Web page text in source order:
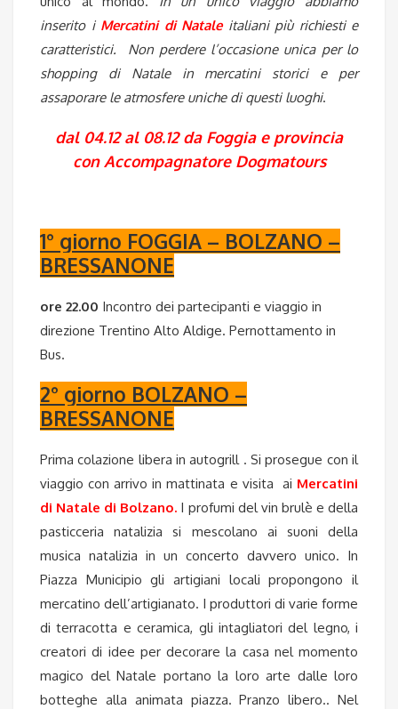
inserito i Mercatini di Nataleitaliani più richiesti e
caratteristici. Non perdere l’occasione unica per lo
shopping di Natale in mercatini storici e per
assaporare le atmosfere uniche di questi luoghi.
dal 04.12 al 08.12 da Foggia e provincia
con Accompagnatore Dogmatours
1° giorno FOGGIA – BOLZANO –
BRESSANONE
ore 22.00 Incontro dei partecipanti e viaggio in
direzione Trentino Alto Aldige. Pernottamento in
Bus.
2° giorno BOLZANO –
BRESSANONE
Prima colazione libera in autogrill . Si prosegue con il
viaggio con arrivo in mattinata e visita ai Mercatini
di Natale di Bolzano. I profumi del vin brulè e della
pasticceria natalizia si mescolano ai suoni della
musica natalizia in un concerto davvero unico. In
Piazza Municipio gli artigiani locali propongono il
mercatino dell’artigianato. I produttori di varie forme
di terracotta e ceramica, gli intagliatori del legno, i
creatori di idee per decorare la casa nel momento
magico del Natale portano la loro arte dalle loro
botteghe alla animata piazza. Pranzo libero.. Nel